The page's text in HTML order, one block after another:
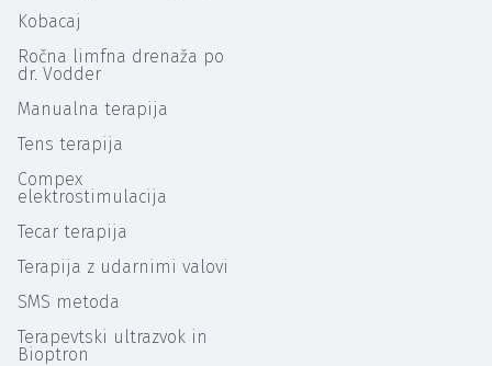
Kobacaj
Ročna limfna drenaža po
dr. Vodder
Manualna terapija
Tens terapija
Compex
elektrostimulacija
Tecar terapija
Terapija z udarnimi valovi
SMS metoda
Terapevtski ultrazvok in
Bioptron